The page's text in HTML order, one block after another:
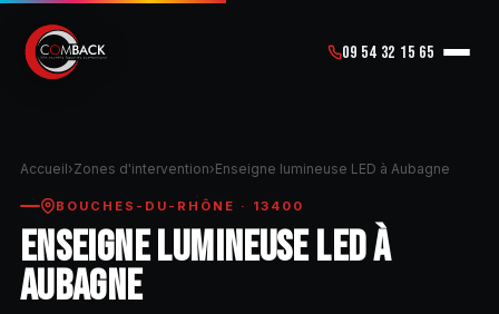
09 54 32 15 65
Accueil›Zones d'intervention›Enseigne lumineuse LED à Aubagne
BOUCHES-DU-RHÔNE · 13400
ENSEIGNE LUMINEUSE LED À
AUBAGNE